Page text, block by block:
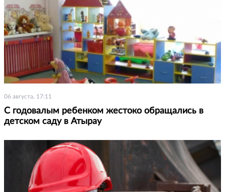
06 августа, 17:11
С годовалым ребенком жестоко обращались в
детском саду в Атырау